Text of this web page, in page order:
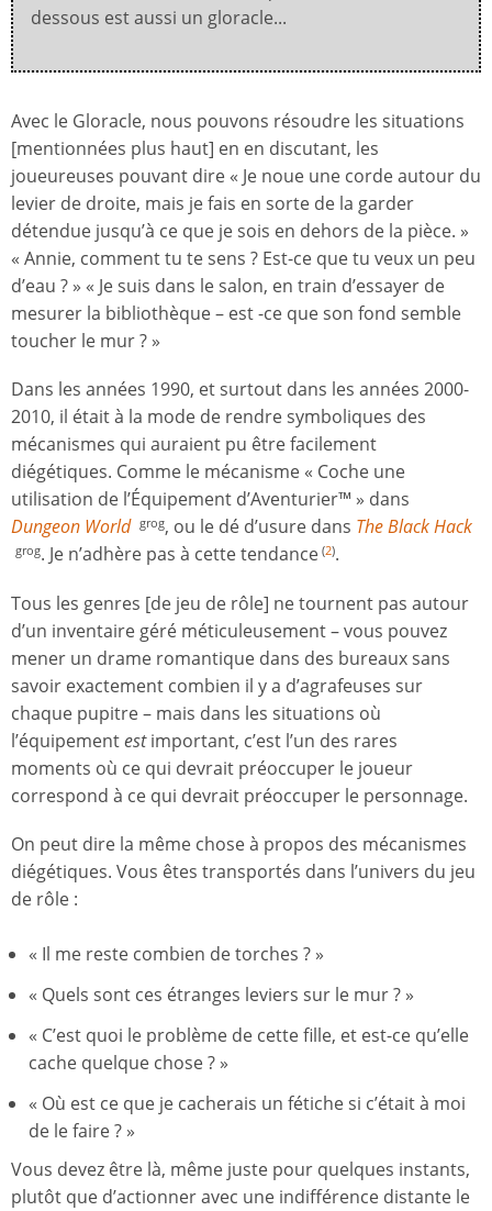
dessous est aussi un gloracle...
Avec le Gloracle, nous pouvons résoudre les situations
[mentionnées plus haut] en en discutant, les
joueureuses pouvant dire « Je noue une corde autour du
levier de droite, mais je fais en sorte de la garder
détendue jusqu’à ce que je sois en dehors de la pièce. »
« Annie, comment tu te sens ? Est-ce que tu veux un peu
d’eau ? » « Je suis dans le salon, en train d’essayer de
mesurer la bibliothèque – est -ce que son fond semble
toucher le mur ? »
Dans les années 1990, et surtout dans les années 2000-
2010, il était à la mode de rendre symboliques des
mécanismes qui auraient pu être facilement
diégétiques. Comme le mécanisme « Coche une
utilisation de l’Équipement d’Aventurier™ » dans
Dungeon World grog, ou le dé d’usure dans The Black Hack
grog. Je n’adhère pas à cette tendance (2).
Tous les genres [de jeu de rôle] ne tournent pas autour
d’un inventaire géré méticuleusement – vous pouvez
mener un drame romantique dans des bureaux sans
savoir exactement combien il y a d’agrafeuses sur
chaque pupitre – mais dans les situations où
l’équipementestimportant, c’est l’un des rares
moments où ce qui devrait préoccuper le joueur
correspond à ce qui devrait préoccuper le personnage.
On peut dire la même chose à propos des mécanismes
diégétiques. Vous êtes transportés dans l’univers du jeu
de rôle :
« Il me reste combien de torches ? »
« Quels sont ces étranges leviers sur le mur ? »
« C’est quoi le problème de cette fille, et est-ce qu’elle
cache quelque chose ? »
« Où est ce que je cacherais un fétiche si c’était à moi
de le faire ? »
Vous devez être là, même juste pour quelques instants,
plutôt que d’actionner avec une indifférence distante le